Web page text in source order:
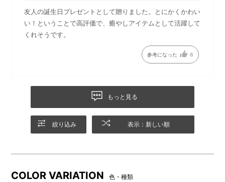
調光は6段階で設定できるの
で、シーンに合わせてお使い
いただけます。
で24時間以上点灯。一度の充
電で長時間お使いいただけま
友人の誕生日プレゼントとして贈りました。とにかくかわい
い！ということで高評価で、癒やしアイテムとして活躍して
くれそうです。
参考になった 6
もっと見る
絞り込み 表示：新しい順
COLOR VARIATION 色・種類